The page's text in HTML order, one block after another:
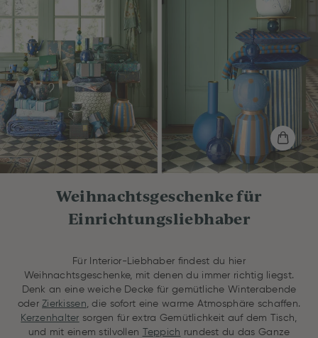
Weihnachtsgeschenke für
Einrichtungsliebhaber
Für Interior-Liebhaber findest du hier
Weihnachtsgeschenke, mit denen du immer richtig liegst.
Denk an eine weiche Decke für gemütliche Winterabende
oder Zierkissen , die sofort eine warme Atmosphäre schaffen.
Kerzenhalter sorgen für extra Gemütlichkeit auf dem Tisch,
und mit einem stilvollen Teppich rundest du das Ganze